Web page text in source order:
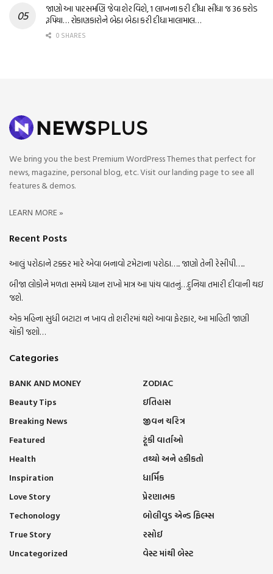
જાણો આ પારસમણિ જેવા શેર વિશે, 1 લાખના કરી દીધા સીધા જ 36 કરોડ
રૂપિયા… રોકાણકારોને બેઠા બેઠા કરી દીધા માલામાલ…
0 SHARES
We bring you the best Premium WordPress Themes that perfect for
news, magazine, personal blog, etc. Visit our landing page to see all
features & demos.
LEARN MORE »
Recent Posts
આલું પરોઠાને ટક્કર મારે એવા બનાવો ટમેટાના પરોઠા….. જાણો તેની રેસીપી…..
બીજા લોકોને મળતા સમયે ધ્યાન રાખો માત્ર આ પાંચ વાતનું…દુનિયા તમારી દીવાની થઇ
જશે.
એક મહિના સુધી બટાટા ન ખાવ તો શરીરમાં થશે આવા ફેરફાર, આ માહિતી જાણી
ચોંકી જશો…
Categories
BANK AND MONEY
Beauty Tips
Breaking News
Featured
Health
Inspiration
Love Story
Techonology
True Story
Uncategorized
ZODIAC
ઇતિહાસ
જીવન ચરિત્ર
ટૂંકી વાર્તાઓ
તથ્યો અને હકીકતો
ધાર્મિક
પ્રેરણાત્મક
બોલીવુડ એન્ડ ફિલ્મ્સ
રસોઈ
વેસ્ટ માંથી બેસ્ટ